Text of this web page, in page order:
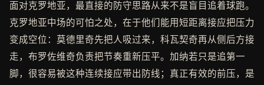
面对克罗地亚，最直接的防守思路从来不是盲目追着球跑。
克罗地亚中场的可怕之处，在于他们能用短距离接应把压力
变成空位：莫德里奇先把人吸过来，科瓦契奇再从侧后方接
走，布罗佐维奇负责把节奏重新压平。加纳若只是追第一
脚，很容易被这种连续接应带出防线；真正有效的前压，是